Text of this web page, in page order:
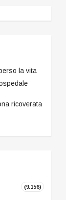
la vita
ricoverata
(9.156)